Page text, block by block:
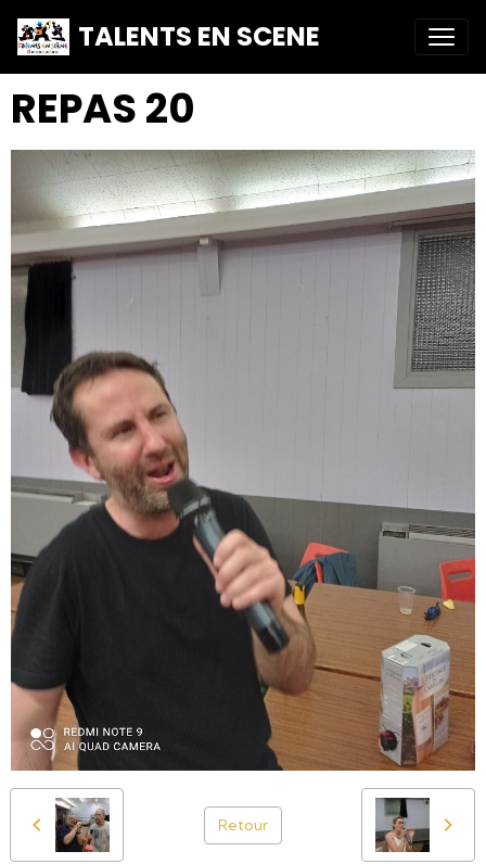
TALENTS EN SCENE
REPAS 20
Retour